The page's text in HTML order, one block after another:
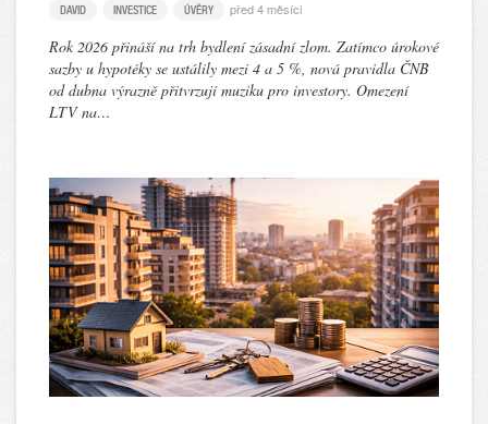
DAVID INVESTICE ÚVĚRY před 4 měsíci
Rok 2026 přináší na trh bydlení zásadní zlom. Zatímco úrokové
sazby u hypotéky se ustálily mezi 4 a 5 %, nová pravidla ČNB
od dubna výrazně přitvrzují muziku pro investory. Omezení
LTV na…